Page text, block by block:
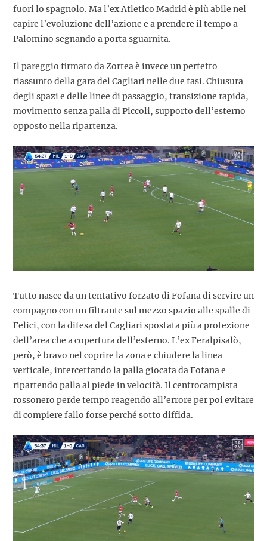
fuori lo spagnolo. Ma l’ex Atletico Madrid è più abile nel
capire l’evoluzione dell’azione e a prendere il tempo a
Palomino segnando a porta sguarnita.
Il pareggio firmato da Zortea è invece un perfetto
riassunto della gara del Cagliari nelle due fasi. Chiusura
degli spazi e delle linee di passaggio, transizione rapida,
movimento senza palla di Piccoli, supporto dell’esterno
opposto nella ripartenza.
Tutto nasce da un tentativo forzato di Fofana di servire un
compagno con un filtrante sul mezzo spazio alle spalle di
Felici, con la difesa del Cagliari spostata più a protezione
dell’area che a copertura dell’esterno. L’ex Feralpisalò,
però, è bravo nel coprire la zona e chiudere la linea
verticale, intercettando la palla giocata da Fofana e
ripartendo palla al piede in velocità. Il centrocampista
rossonero perde tempo reagendo all’errore per poi evitare
di compiere fallo forse perché sotto diffida.